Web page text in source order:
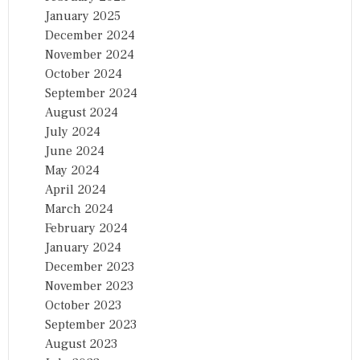
January 2025
December 2024
November 2024
October 2024
September 2024
August 2024
July 2024
June 2024
May 2024
April 2024
March 2024
February 2024
January 2024
December 2023
November 2023
October 2023
September 2023
August 2023